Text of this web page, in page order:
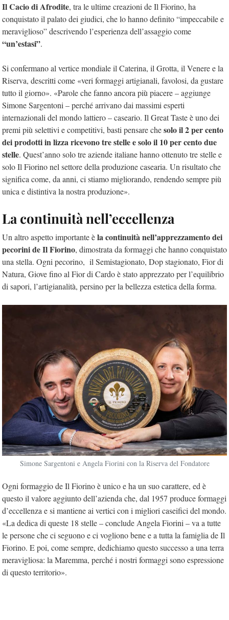
Il Cacio di Afrodite, tra le ultime creazioni de Il Fiorino, ha
conquistato il palato dei giudici, che lo hanno definito “impeccabile e
meraviglioso” descrivendo l’esperienza dell’assaggio come
“un’estasi”.
Si confermano al vertice mondiale il Caterina, il Grotta, il Venere e la
Riserva, descritti come «veri formaggi artigianali, favolosi, da gustare
tutto il giorno». «Parole che fanno ancora più piacere – aggiunge
Simone Sargentoni – perché arrivano dai massimi esperti
internazionali del mondo lattiero – caseario. Il Great Taste è uno dei
premi più selettivi e competitivi, basti pensare chesolo il 2 per cento
dei prodotti in lizza ricevono tre stelle e solo il 10 per cento due
stelle. Quest’anno solo tre aziende italiane hanno ottenuto tre stelle e
solo Il Fiorino nel settore della produzione casearia. Un risultato che
significa come, da anni, ci stiamo migliorando, rendendo sempre più
unica e distintiva la nostra produzione».
La continuità nell’eccellenza
Un altro aspetto importante èla continuità nell’apprezzamento dei
pecorini de Il Fiorino, dimostrata da formaggi che hanno conquistato
una stella. Ogni pecorino, il Semistagionato, Dop stagionato, Fior di
Natura, Giove fino al Fior di Cardo è stato apprezzato per l’equilibrio
di sapori, l’artigianalità, persino per la bellezza estetica della forma.
Simone Sargentoni e Angela Fiorini con la Riserva del Fondatore
Ogni formaggio de Il Fiorino è unico e ha un suo carattere, ed è
questo il valore aggiunto dell’azienda che, dal 1957 produce formaggi
d’eccellenza e si mantiene ai vertici con i migliori caseifici del mondo.
«La dedica di queste 18 stelle – conclude Angela Fiorini – va a tutte
le persone che ci seguono e ci vogliono bene e a tutta la famiglia de Il
Fiorino. E poi, come sempre, dedichiamo questo successo a una terra
meravigliosa: la Maremma, perché i nostri formaggi sono espressione
di questo territorio».